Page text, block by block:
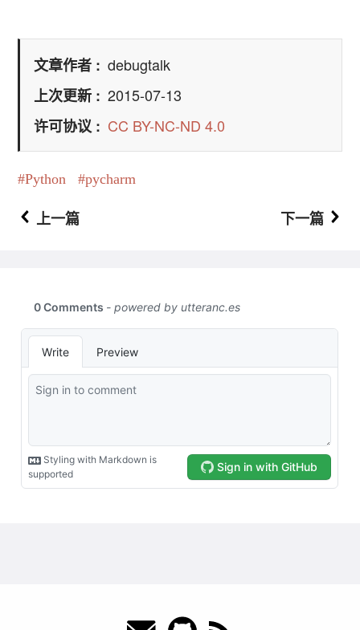
文章作者
debugtalk
上次更新
2015-07-13
许可协议
CC BY-NC-ND 4.0
Python pycharm
上一篇 下一篇